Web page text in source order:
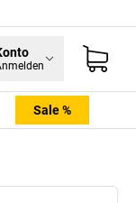
Sale %